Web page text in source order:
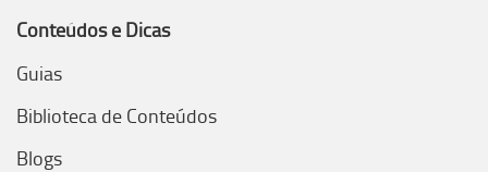
Conteúdos e Dicas
Guias
Biblioteca de Conteúdos
Blogs